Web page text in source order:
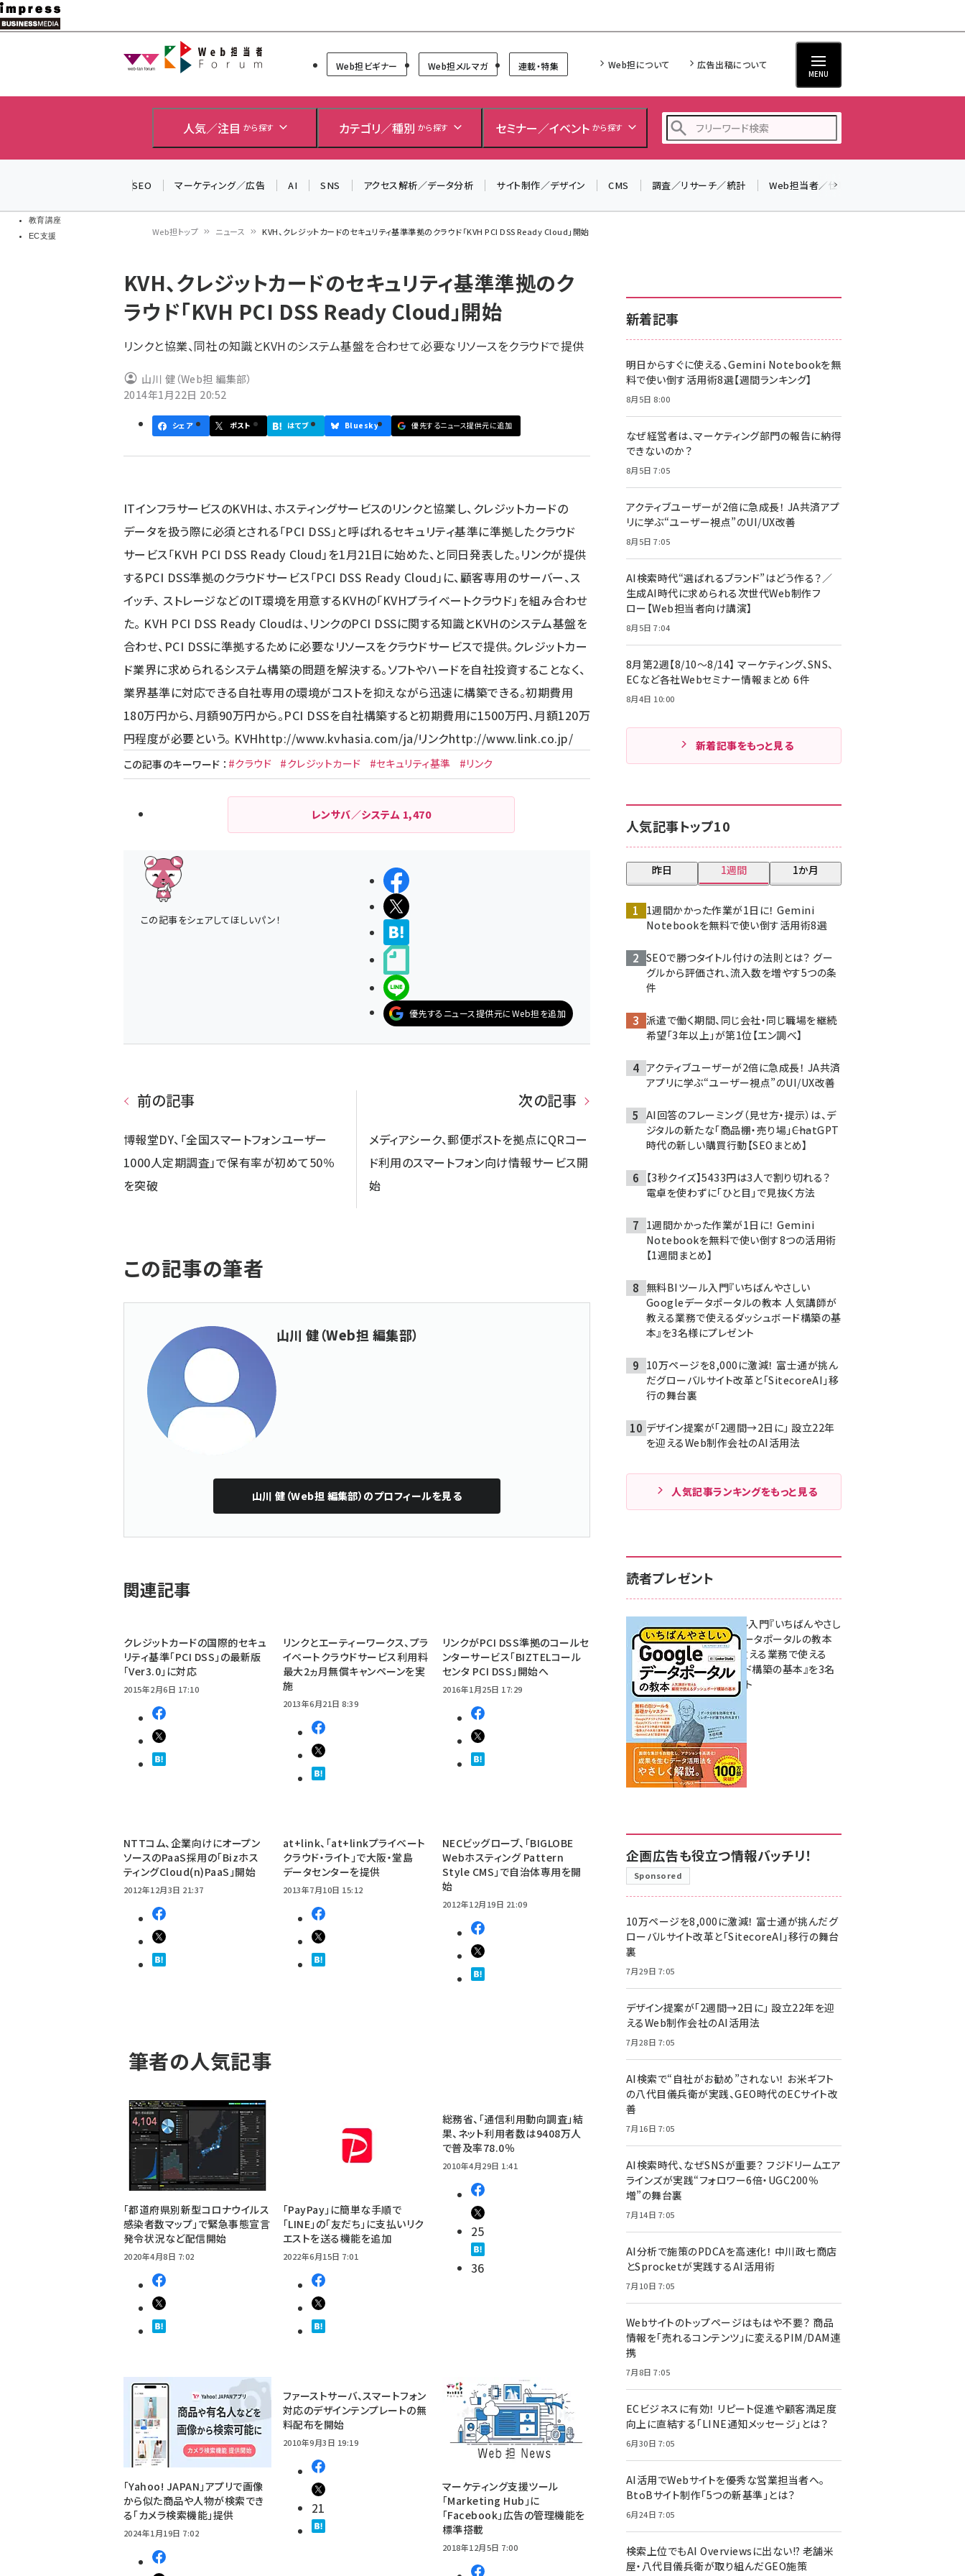
メ
イ
教育講座
EC支援
Web担当者Forum
Web担ビギナー Web担メルマガ 連載・特集 Web担について 広告出稿について
MENU
人気／注目 から探す カテゴリ／種別 から探す セミナー／イベント から探す
z世代 (1617)
meo (1274)
SEO マーケティング／広告 AI SNS アクセス解析／データ分析 サイト制作／デザイン CMS 調査／リサーチ／統計 Web担当者／仕事
ン
く
ず
Web担トップ ニュース KVH、クレジットカードのセキュリティ基準準拠のクラウド「KVH PCI DSS Ready Cloud」開始
KVH、クレジットカードのセキュリティ基準準拠のク
ラウド「KVH PCI DSS Ready Cloud」開始
リンクと協業、同社の知識とKVHのシステム基盤を合わせて必要なリソースをクラウドで提供
山川 健（Web担 編集部）
2014年1月22日 20:52
シェア ポスト はてブ Bluesky 優先するニュース提供元に追加
ITインフラサービスのKVHは、ホスティングサービスのリンクと協業し、クレジットカードの
データを扱う際に必須とされる「PCI DSS」と呼ばれるセキュリティ基準に準拠したクラウド
サービス「KVH PCI DSS Ready Cloud」を1月21日に始めた、と同日発表した。リンクが提供
するPCI DSS準拠のクラウドサービス「PCI DSS Ready Cloud」に、顧客専用のサーバー、ス
イッチ、 ストレージなどのIT環境を用意するKVHの「KVHプライベートクラウド」を組み合わせ
た。 KVH PCI DSS Ready Cloudは、リンクのPCI DSSに関する知識とKVHのシステム基盤を
合わせ、PCI DSSに準拠するために必要なリソースをクラウドサービスで提供。クレジットカー
ド業界に求められるシステム構築の問題を解決する。ソフトやハードを自社投資することなく、
業界基準に対応できる自社専用の環境がコストを抑えながら迅速に構築できる。初期費用
180万円から、月額90万円から。PCI DSSを自社構築すると初期費用に1500万円、月額120万
円程度が必要という。 KVHhttp://www.kvhasia.com/ja/リンクhttp://www.link.co.jp/
この記事のキーワード ： #クラウド #クレジットカード #セキュリティ基準 #リンク
レンサバ／システム 1,470
この記事をシェアしてほしいパン！
シェアする
ポストする
LINEで送る
優先するニュース提供元にWeb担を追加
前の記事
博報堂DY、「全国スマートフォンユーザー
1000人定期調査」で保有率が初めて50％
を突破
次の記事
メディアシーク、郵便ポストを拠点にQRコー
ド利用のスマートフォン向け情報サービス開
始
この記事の筆者
山川 健（Web担 編集部）
山川 健（Web担 編集部） のプロフィールを見る
関連記事
クレジットカードの国際的セキュ
リティ基準「PCI DSS」の最新版
「Ver3.0」に対応
2015年2月6日 17:10
リンクとエーティーワークス、プラ
イベートクラウドサービス利用料
最大2ヵ月無償キャンペーンを実
施
2013年6月21日 8:39
リンクがPCI DSS準拠のコールセ
ンターサービス「BIZTELコール
センタ PCI DSS」開始へ
2016年1月25日 17:29
NTTコム、企業向けにオープン
ソースのPaaS採用の「Bizホス
ティングCloud(n)PaaS」開始
2012年12月3日 21:37
at+link、「at+linkプライベート
クラウド・ライト」で大阪・堂島
データセンターを提供
2013年7月10日 15:12
NECビッグローブ、「BIGLOBE
Webホスティング Pattern
Style CMS」で自治体専用を開
始
2012年12月19日 21:09
筆者の人気記事
「都道府県別新型コロナウイルス
感染者数マップ」で緊急事態宣言
発令状況など配信開始
2020年4月8日 7:02
「PayPay」に簡単な手順で
「LINE」の「友だち」に支払いリク
エストを送る機能を追加
2022年6月15日 7:01
総務省、「通信利用動向調査」結
果、ネット利用者数は9408万人
で普及率78.0％
2010年4月29日 1:41
25
36
「Yahoo! JAPAN」アプリで画像
から似た商品や人物が検索でき
る「カメラ検索機能」提供
2024年1月19日 7:02
ファーストサーバ、スマートフォン
対応のデザインテンプレートの無
料配布を開始
2010年9月3日 19:19
21
マーケティング支援ツール
「Marketing Hub」に
「Facebook」広告の管理機能を
標準搭載
2018年12月5日 7:00
新着記事
明日からすぐに使える、Gemini Notebookを無
料で使い倒す活用術8選【週間ランキング】
8月5日 8:00
なぜ経営者は、マーケティング部門の報告に納得
できないのか？
8月5日 7:05
アクティブユーザーが2倍に急成長！ JA共済アプ
リに学ぶ“ユーザー視点”のUI/UX改善
8月5日 7:05
AI検索時代“選ばれるブランド”はどう作る？／
生成AI時代に求められる次世代Web制作フ
ロー【Web担当者向け講演】
8月5日 7:04
8月第2週【8/10～8/14】 マーケティング、SNS、
ECなど各社Webセミナー情報まとめ 6件
8月4日 10:00
新着記事をもっと見る
人気記事トップ10
昨日 1週間 1か月
1週間かかった作業が1日に！ Gemini
Notebookを無料で使い倒す活用術8選
SEOで勝つタイトル付けの法則とは？ グー
グルから評価され、流入数を増やす5つの条
件
派遣で働く期間、同じ会社・同じ職場を継続
希望「3年以上」が第1位【エン調べ】
アクティブユーザーが2倍に急成長！ JA共済
アプリに学ぶ“ユーザー視点”のUI/UX改善
AI回答のフレーミング（見せ方・提示）は、デ
ジタルの新たな「商品棚・売り場」――ChatGPT
時代の新しい購買行動【SEOまとめ】
【3秒クイズ】5433円は3人で割り切れる？
電卓を使わずに「ひと目」で見抜く方法
1週間かかった作業が1日に！ Gemini
Notebookを無料で使い倒す8つの活用術
【1週間まとめ】
無料BIツール入門『いちばんやさしい
Googleデータポータルの教本 人気講師が
教える業務で使えるダッシュボード構築の基
本』を3名様にプレゼント
10万ページを8,000に激減！ 富士通が挑ん
だグローバルサイト改革と「SitecoreAI」移
行の舞台裏
デザイン提案が「2週間→2日に」 設立22年
を迎えるWeb制作会社のAI活用法
人気記事ランキングをもっと見る
読者プレゼント
無料BIツール入門『いちばんやさし
いGoogleデータポータルの教本
人気講師が教える業務で使える
ダッシュボード構築の基本』を3名
様にプレゼント
7月31日 10:00
企画広告も役立つ情報バッチリ！
Sponsored
10万ページを8,000に激減！ 富士通が挑んだグ
ローバルサイト改革と「SitecoreAI」移行の舞台
裏
7月29日 7:05
デザイン提案が「2週間→2日に」 設立22年を迎
えるWeb制作会社のAI活用法
7月28日 7:05
AI検索で“自社がお勧め”されない！ お米ギフト
の八代目儀兵衛が実践、GEO時代のECサイト改
善
7月16日 7:05
AI検索時代、なぜSNSが重要？ フジドリームエア
ラインズが実践“フォロワー6倍・UGC200％
増”の舞台裏
7月14日 7:05
AI分析で施策のPDCAを高速化！ 中川政七商店
とSprocketが実践するAI活用術
7月10日 7:05
Webサイトのトップページはもはや不要？ 商品
情報を「売れるコンテンツ」に変えるPIM/DAM連
携
7月8日 7:05
ECビジネスに有効！ リピート促進や顧客満足度
向上に直結する「LINE通知メッセージ」とは？
6月30日 7:05
AI活用でWebサイトを優秀な営業担当者へ。
BtoBサイト制作「5つの新基準」とは？
6月24日 7:05
検索上位でもAI Overviewsに出ない!? 老舗米
屋・八代目儀兵衛が取り組んだGEO施策